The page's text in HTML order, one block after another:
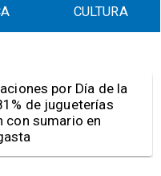
CULTURA
frena opción de pena
Karen Rojo por ahora